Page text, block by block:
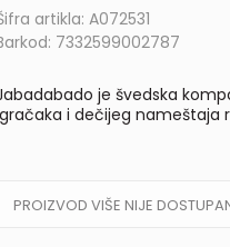
artikla: A072531
7332599002787
je švedska
i dečijeg nameštaja
PROIZVOD VIŠE NIJE